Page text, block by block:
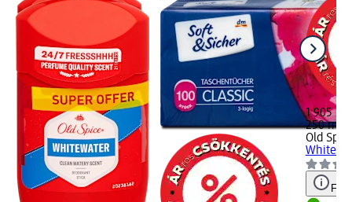
1 905 Ft
250 ml
Old